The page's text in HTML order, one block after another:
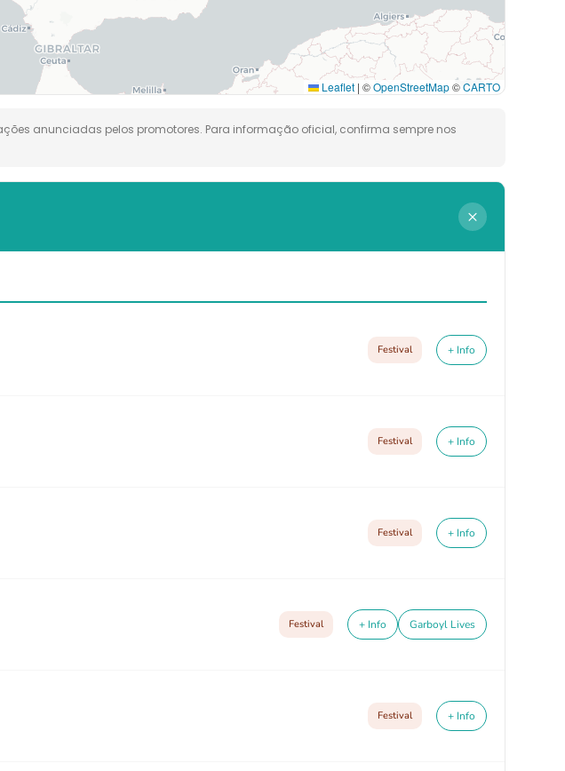
Leaflet | ©OpenStreetMap©CARTO
anunciadas pelos promotores. Para informação oficial, confirma sempre nos
×
Festival + Info
Festival + Info
Festival + Info
Festival + Info Garboyl Lives
Festival + Info